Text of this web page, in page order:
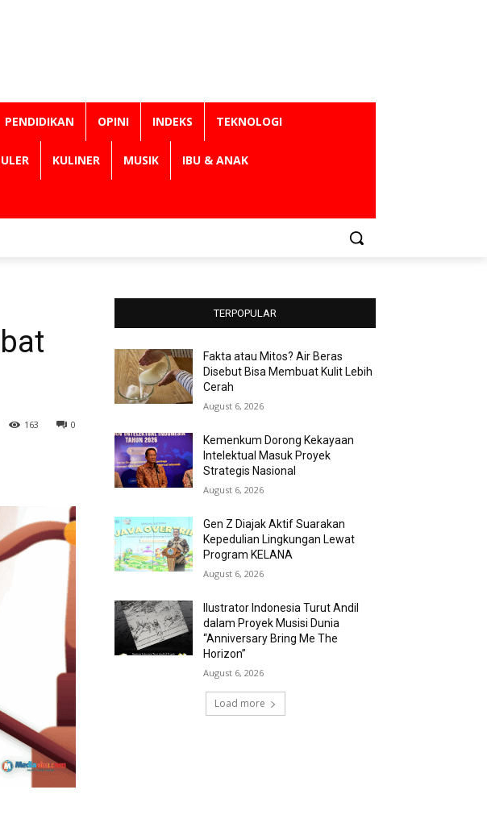
PENDIDIKAN OPINI INDEKS TEKNOLOGI
KULINER MUSIK IBU & ANAK
0
163
TERPOPULAR
Fakta atau Mitos? Air Beras
Disebut Bisa Membuat Kulit Lebih
Cerah
August 6, 2026
Kemenkum Dorong Kekayaan
Intelektual Masuk Proyek
Strategis Nasional
August 6, 2026
Gen Z Diajak Aktif Suarakan
Kepedulian Lingkungan Lewat
Program KELANA
August 6, 2026
Ilustrator Indonesia Turut Andil
dalam Proyek Musisi Dunia
“Anniversary Bring Me The
Horizon”
August 6, 2026
Load more